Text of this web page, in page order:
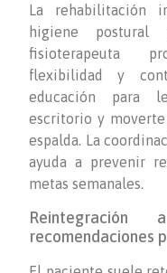
La rehabilitación
higiene
fisioterapeuta
flexibilidad y
educación para
escritorio y
espalda. La
ayuda a prevenir
metas semanales.
recomendaciones